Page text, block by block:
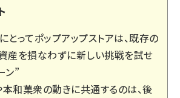
とってポップアップストアは、既存の
産を損なわずに新しい挑戦を試せ
ン”
和菓衆の動きに共通するのは、後